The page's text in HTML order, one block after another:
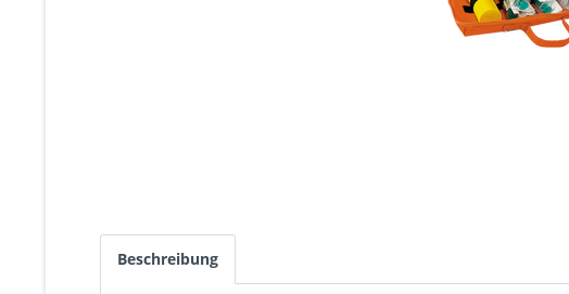
Beschreibung